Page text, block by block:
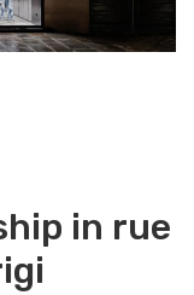
in rue